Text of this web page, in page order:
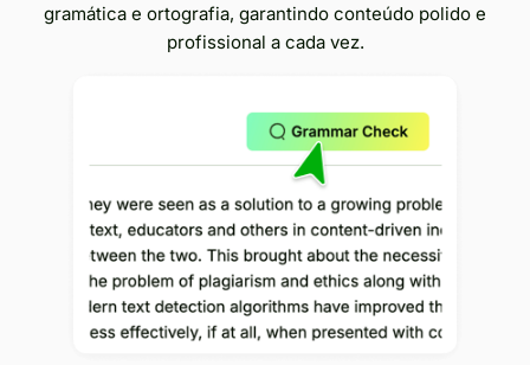
gramática e ortografia, garantindo conteúdo polido e
profissional a cada vez.